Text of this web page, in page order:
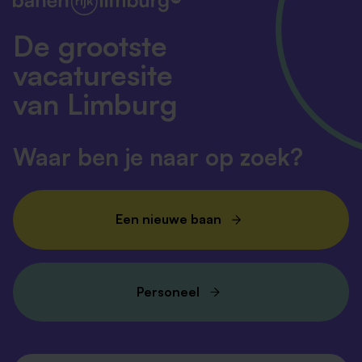
Neem contact op
Algemeen nummer: 088 - 880 50 00
Bereikbaarheid: Maandag t/m Vrijdag van 08.30 -
17.00 uur
Contactpagina
De grootste
vacaturesite
van Limburg
Waar ben je naar op zoek?
Een nieuwe baan
Personeel